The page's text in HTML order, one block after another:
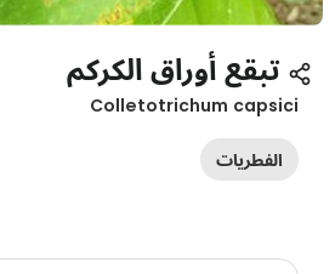
تبقع أوراق الكركم
Colletotrichum
الفطريات